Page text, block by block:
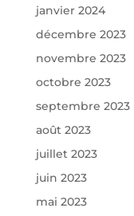
janvier 2024
décembre 2023
novembre 2023
octobre 2023
septembre 2023
août 2023
juillet 2023
juin 2023
mai 2023